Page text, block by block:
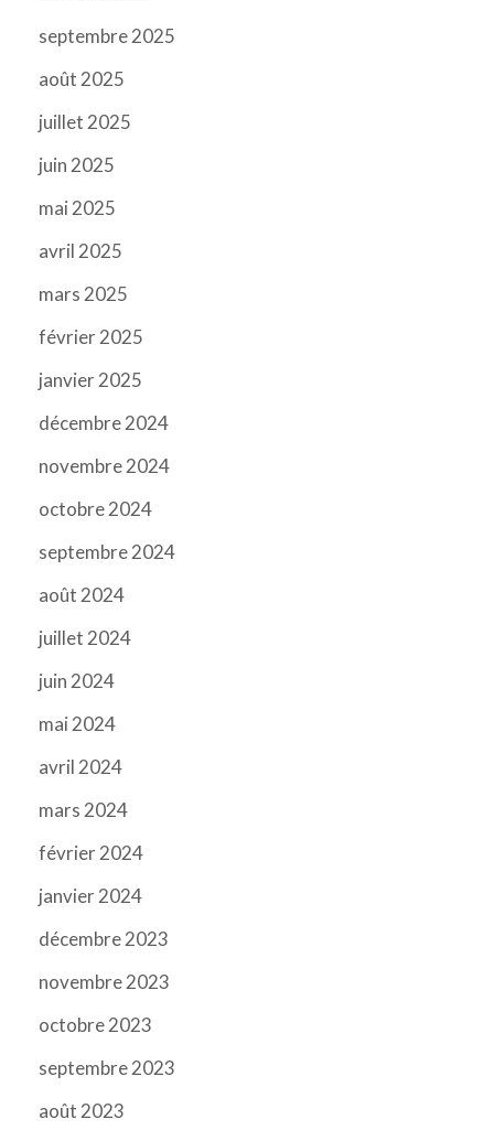
septembre 2025
août 2025
juillet 2025
juin 2025
mai 2025
avril 2025
mars 2025
février 2025
janvier 2025
décembre 2024
novembre 2024
octobre 2024
septembre 2024
août 2024
juillet 2024
juin 2024
mai 2024
avril 2024
mars 2024
février 2024
janvier 2024
décembre 2023
novembre 2023
octobre 2023
septembre 2023
août 2023